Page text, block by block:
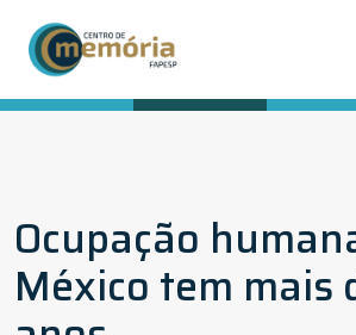
Ocupação
México tem mais